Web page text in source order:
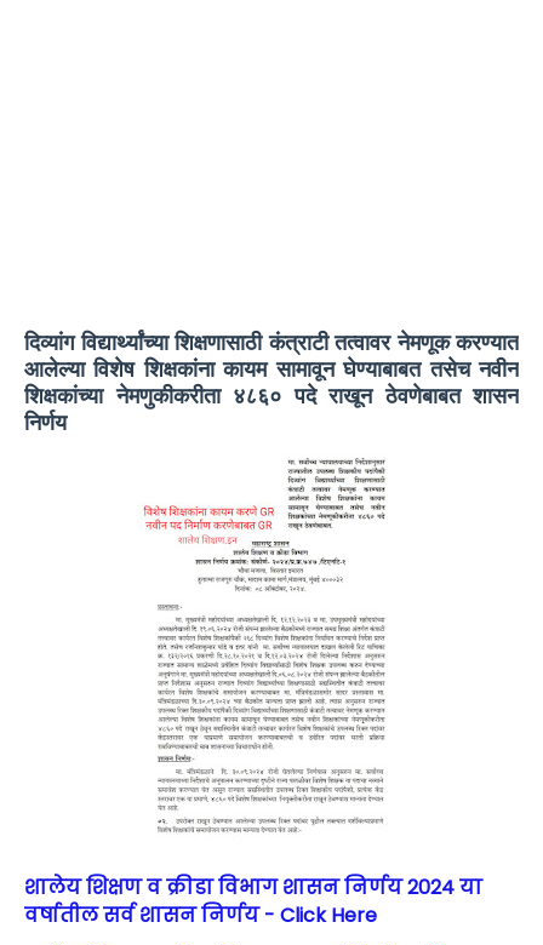
दिव्यांग विद्यार्थ्यांच्या शिक्षणासाठी कंत्राटी तत्वावर नेमणूक करण्यात
आलेल्या विशेष शिक्षकांना कायम सामावून घेण्याबाबत तसेच नवीन
शिक्षकांच्या नेमणुकीकरीता ४८६० पदे राखून ठेवणेबाबत शासन
निर्णय
शालेय शिक्षण व क्रीडा विभाग शासन निर्णय 2024 या
वर्षातील सर्व शासन निर्णय - Click Here